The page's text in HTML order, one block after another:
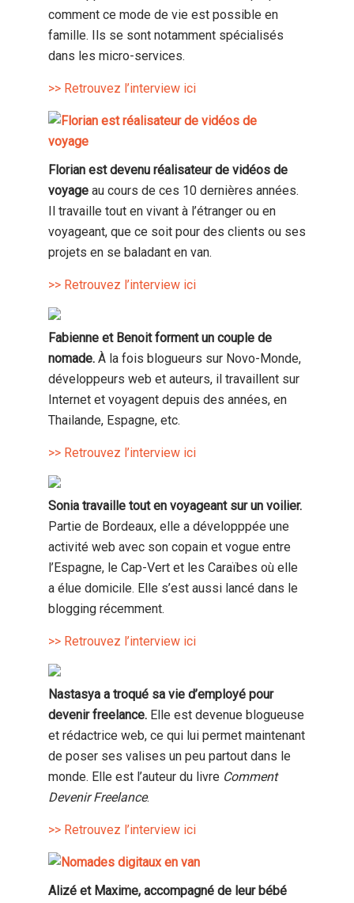
comment ce mode de vie est possible en
famille. Ils se sont notamment spécialisés
dans les micro-services.
>> Retrouvez l’interview ici
Florian est devenu réalisateur de vidéos de
voyageau cours de ces 10 dernières années.
Il travaille tout en vivant à l’étranger ou en
voyageant, que ce soit pour des clients ou ses
projets en se baladant en van.
>> Retrouvez l’interview ici
Fabienne et Benoit forment un couple de
nomade.À la fois blogueurs sur Novo-Monde,
développeurs web et auteurs, il travaillent sur
Internet et voyagent depuis des années, en
Thailande, Espagne, etc.
>> Retrouvez l’interview ici
Sonia travaille tout en voyageant sur un voilier.
Partie de Bordeaux, elle a développpée une
activité web avec son copain et vogue entre
l’Espagne, le Cap-Vert et les Caraïbes où elle
a élue domicile. Elle s’est aussi lancé dans le
blogging récemment.
>> Retrouvez l’interview ici
Nastasya a troqué sa vie d’employé pour
devenir freelance.Elle est devenue blogueuse
et rédactrice web, ce qui lui permet maintenant
de poser ses valises un peu partout dans le
monde. Elle est l’auteur du livre Comment
Devenir Freelance.
>> Retrouvez l’interview ici
Alizé et Maxime, accompagné de leur bébé